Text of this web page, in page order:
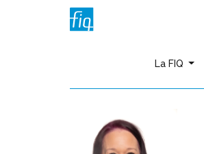
La FIQ